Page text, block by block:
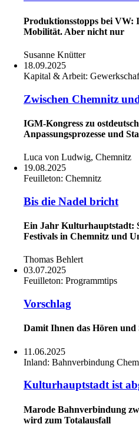
Produktionsstopps bei
Mobilität. Aber nicht nur
Susanne Knütter
18.09.2025
Kapital & Arbeit:
Zwischen Chemnitz
IGM-Kongress zu
Anpassungsprozesse und
Luca von Ludwig, Chemnitz
19.08.2025
Feuilleton: Chemnitz
Bis die Nadel bricht
Ein Jahr Kulturhauptstadt:
Festivals in Chemnitz und
Thomas Behlert
03.07.2025
Feuilleton: Programmtips
Vorschlag
Damit Ihnen das Hören und
11.06.2025
Inland: Bahnverbindung
Kulturhauptstadt ist
Marode Bahnverbindung
wird zum Totalausfall